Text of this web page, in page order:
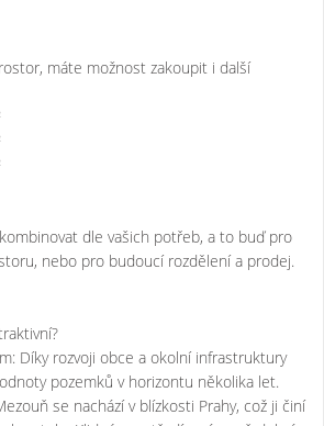
máte možnost zakoupit i další
dle vašich potřeb, a to buď pro
nebo pro budoucí rozdělení a prodej.
Díky rozvoji obce a okolní infrastruktury
pozemků v horizontu několika let.
se nachází v blízkosti Prahy, což ji činí